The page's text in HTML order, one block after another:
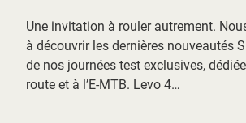
Une invitation à rouler autrement.
à découvrir les dernières nouveautés
de nos journées test exclusives,
route et à l’E-MTB. Levo 4…